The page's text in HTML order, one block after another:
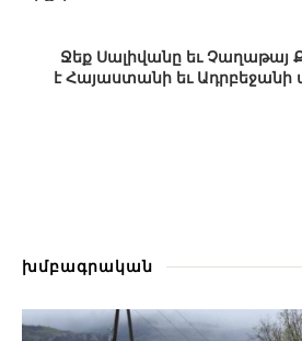
Ջեք Սալիվանը եւ Չաղաթայ
է Հայաստանի եւ Ադրբեջանի
խմբագրական